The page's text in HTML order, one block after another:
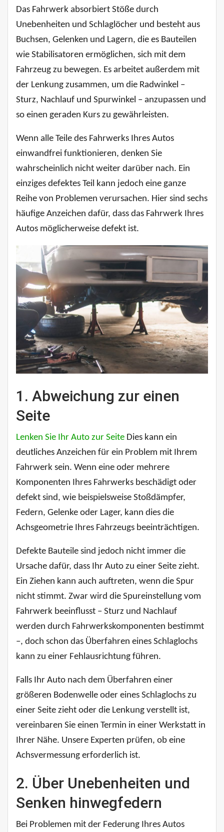
Das Fahrwerk absorbiert Stöße durch
Unebenheiten und Schlaglöcher und besteht aus
Buchsen, Gelenken und Lagern, die es Bauteilen
wie Stabilisatoren ermöglichen, sich mit dem
Fahrzeug zu bewegen. Es arbeitet außerdem mit
der Lenkung zusammen, um die Radwinkel –
Sturz, Nachlauf und Spurwinkel – anzupassen und
so einen geraden Kurs zu gewährleisten.
Wenn alle Teile des Fahrwerks Ihres Autos
einwandfrei funktionieren, denken Sie
wahrscheinlich nicht weiter darüber nach. Ein
einziges defektes Teil kann jedoch eine ganze
Reihe von Problemen verursachen. Hier sind sechs
häufige Anzeichen dafür, dass das Fahrwerk Ihres
Autos möglicherweise defekt ist.
1. Abweichung zur einen
Seite
Lenken Sie Ihr Auto zur Seite Dies kann ein
deutliches Anzeichen für ein Problem mit Ihrem
Fahrwerk sein. Wenn eine oder mehrere
Komponenten Ihres Fahrwerks beschädigt oder
defekt sind, wie beispielsweise Stoßdämpfer,
Federn, Gelenke oder Lager, kann dies die
Achsgeometrie Ihres Fahrzeugs beeinträchtigen.
Defekte Bauteile sind jedoch nicht immer die
Ursache dafür, dass Ihr Auto zu einer Seite zieht.
Ein Ziehen kann auch auftreten, wenn die Spur
nicht stimmt. Zwar wird die Spureinstellung vom
Fahrwerk beeinflusst – Sturz und Nachlauf
werden durch Fahrwerkskomponenten bestimmt
–, doch schon das Überfahren eines Schlaglochs
kann zu einer Fehlausrichtung führen.
Falls Ihr Auto nach dem Überfahren einer
größeren Bodenwelle oder eines Schlaglochs zu
einer Seite zieht oder die Lenkung verstellt ist,
vereinbaren Sie einen Termin in einer Werkstatt in
Ihrer Nähe. Unsere Experten prüfen, ob eine
Achsvermessung erforderlich ist.
2. Über Unebenheiten und
Senken hinwegfedern
Bei Problemen mit der Federung Ihres Autos